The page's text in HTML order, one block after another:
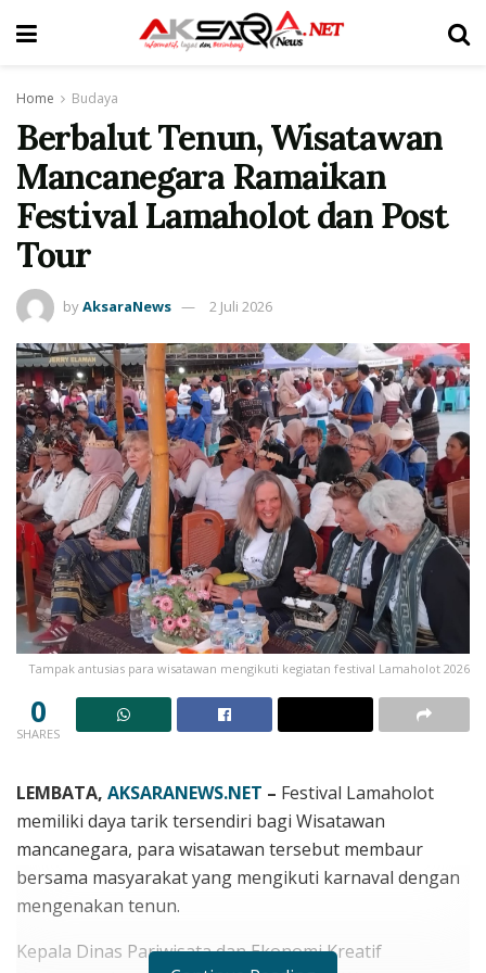
Home Budaya
Berbalut Tenun, Wisatawan
Mancanegara Ramaikan
Festival Lamaholot dan Post
Tour
byAksaraNews 2 Juli 2026
Tampak antusias para wisatawan mengikuti kegiatan festival Lamaholot 2026
0
SHARES
LEMBATA, AKSARANEWS.NET – Festival Lamaholot
memiliki daya tarik tersendiri bagi Wisatawan
mancanegara, para wisatawan tersebut membaur
bersama masyarakat yang mengikuti karnaval dengan
mengenakan tenun.
Kepala Dinas Pariwisata dan Ekonomi Kreatif